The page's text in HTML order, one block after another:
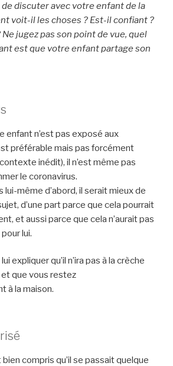
r
b
é
b
»
de discuter avec votre enfant de la
voit-il les choses ? Est-il confiant ?
jugez pas son point de vue, quel
est que votre enfant partage son
enfant n’est pas exposé aux
préférable mais pas forcément
inédit), il n’est même pas
le coronavirus.
lui-même d’abord, il serait mieux de
d’une part parce que cela pourrait
et aussi parce que cela n’aurait pas
lui.
expliquer qu’il n’ira pas à la crèche
et que vous restez
à la maison.
compris qu’il se passait quelque